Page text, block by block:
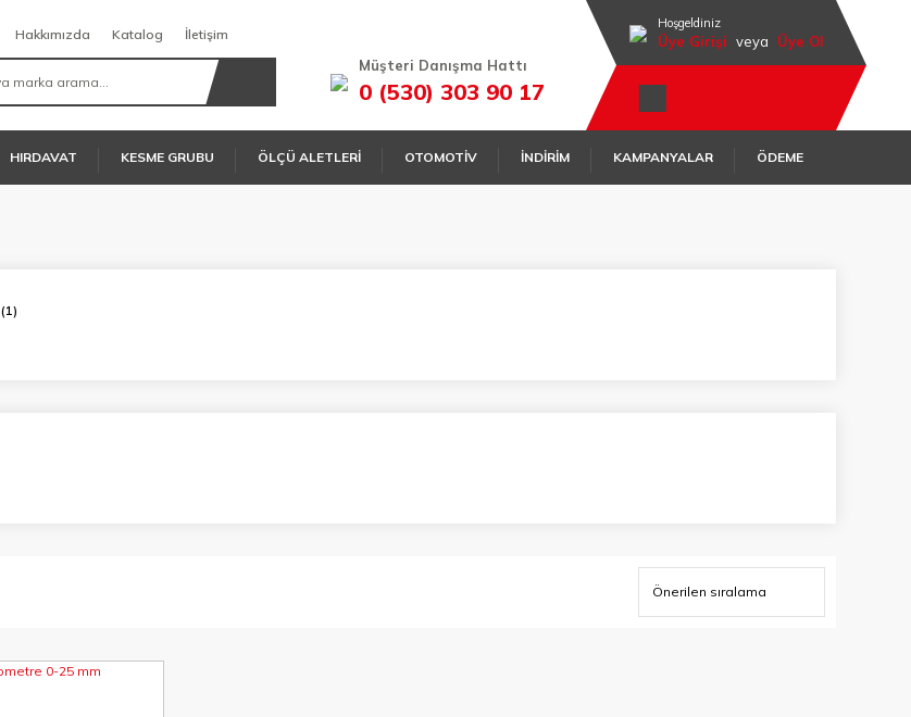
Hakkımızda Katalog İletişim
Müşteri Danışma Hattı
0 (530) 303 90 17
Hoşgeldiniz
Üye Girişi veya Üye Ol
HIRDAVAT KESME GRUBU ÖLÇÜ ALETLERİ OTOMOTİV İNDİRİM KAMPANYALAR ÖDEME
(1)